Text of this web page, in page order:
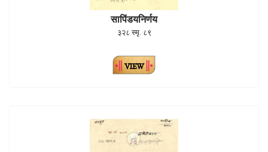
सापिंडयनिर्णय
३२८ स्मृ. ८९